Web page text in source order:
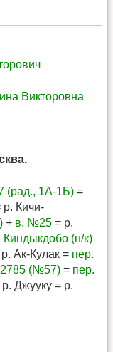
Викторовна
(рад., 1А-1Б) =
р. Кичи-
+ в. №25 = р.
Киндыкдобо (н/к)
Ак-Кулак = пер.
2785 (№57) = пер.
Джууку = р.